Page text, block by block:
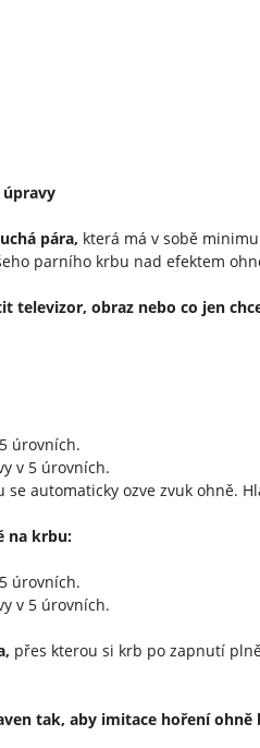
úpravy
pára, která má v sobě
parního krbu nad efektem
televizor, obraz nebo co jen
úrovních.
v 5 úrovních.
automaticky ozve zvuk ohně.
na krbu:
úrovních.
v 5 úrovních.
přes kterou si krb po zapnutí
tak, aby imitace hoření